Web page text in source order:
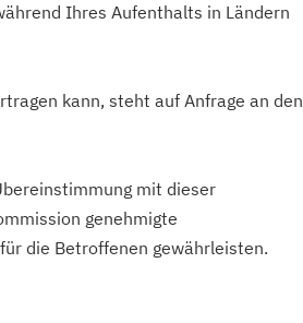
Ihres Aufenthalts in Ländern
kann, steht auf Anfrage an den
mit dieser
genehmigte
die Betroffenen gewährleisten.